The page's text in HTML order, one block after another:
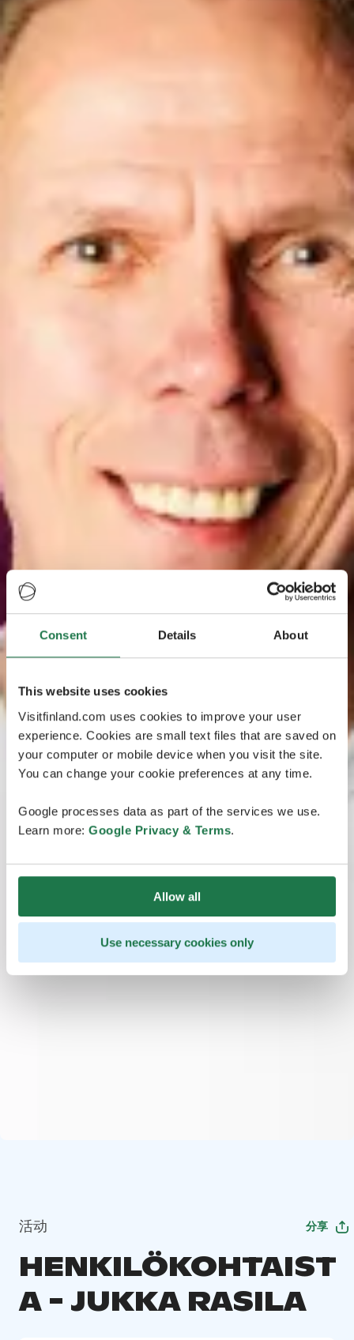
Consent Details About
This website uses cookies
Visitfinland.com uses cookies to improve your user
experience. Cookies are small text files that are saved on
your computer or mobile device when you visit the site.
You can change your cookie preferences at any time.
Google processes data as part of the services we use.
Learn more: Google Privacy & Terms.
Allow all
Use necessary cookies only
活动 分享
HENKILÖKOHTAIST
A - JUKKA RASILA